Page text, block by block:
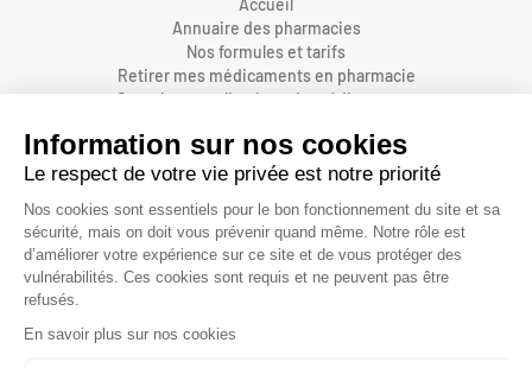
Accueil
Annuaire des pharmacies
Nos formules et tarifs
Retirer mes médicaments en pharmacie
Organiser une livraison de médicaments
Accès pharmaciens
Accès aidants
Aide et FAQ
Nous contacter
Accessibilité
Mentions légales
Protection des données personnelles